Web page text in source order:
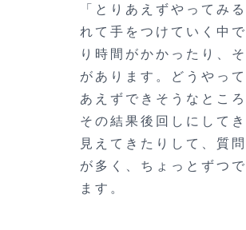
「とりあえずやってみ
れて手をつけていく中
り時間がかかったり、
があります。どうやっ
あえずできそうなとこ
その結果後回しにして
見えてきたりして、質
が多く、ちょっとずつ
ます。